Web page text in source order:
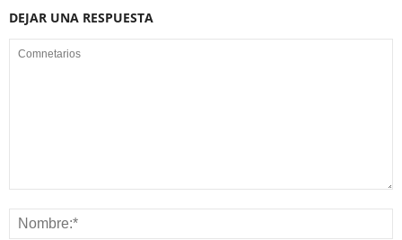
DEJAR UNA RESPUESTA